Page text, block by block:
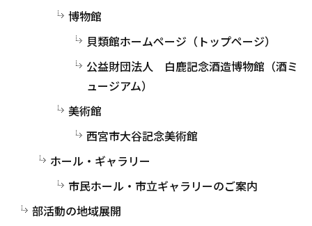
博物館
貝類館ホームページ（トップページ）
公益財団法人 白鹿記念酒造博物館（酒ミ
ュージアム）
美術館
西宮市大谷記念美術館
ホール・ギャラリー
市民ホール・市立ギャラリーのご案内
部活動の地域展開